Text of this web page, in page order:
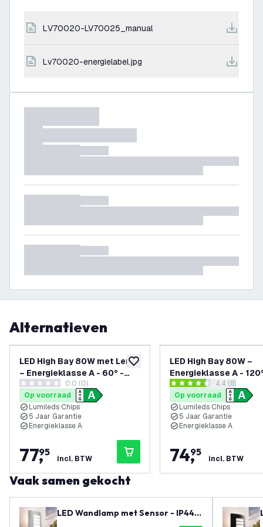
LV70020-LV70025_manual
lv70020-energielabel.jpg
Alternatieven
toevoegen aan verlanglijst
LED High Bay 80W met Lens
– Energieklasse A - 60° -
192lm/W - 4000K - IP65 -
Dimbaar - 5 Jaar Garantie
0 score sterren0.0 (0)
Op voorraad
Lumileds Chips
5 Jaar Garantie
Energieklasse A
77,
95
incl. BTW
LED High Bay 80W –
Energieklasse A -
192lm/W - 6000K -
Dimbaar - 5 Jaar
reviews
4.4 score sterren4.4 (8)
Op voorraad
Lumileds Chips
5 Jaar Garantie
Energieklasse A
74,
95
incl. BTW
Vaak samen gekocht
LED Wandlamp met Sensor - IP44 -
E27 Fitting - RVS - Geschikt voor Bi